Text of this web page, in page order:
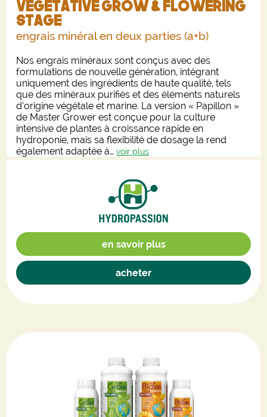
Vegetative Grow & Flowering
stage
engrais minéral en deux parties (a+b)
Nos engrais minéraux sont conçus avec des
formulations de nouvelle génération, intégrant
uniquement des ingrédients de haute qualité, tels
que des minéraux purifiés et des éléments naturels
d’origine végétale et marine. La version « Papillon »
de Master Grower est conçue pour la culture
intensive de plantes à croissance rapide en
hydroponie, mais sa flexibilité de dosage la rend
également adaptée à…voir plus
en savoir plus
acheter